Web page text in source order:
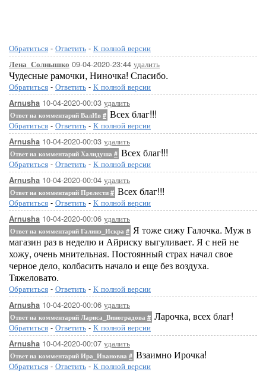
Обратиться - Ответить - К полной версии
Лена_Солнышко 09-04-2020-23:44 удалить
Чудесные рамочки, Ниночка! Спасибо.
Обратиться - Ответить - К полной версии
Arnusha 10-04-2020-00:03 удалить
Ответ на комментарий ВалИв # Всех благ!!!
Обратиться - Ответить - К полной версии
Arnusha 10-04-2020-00:03 удалить
Ответ на комментарий Халидуша # Всех благ!!!
Обратиться - Ответить - К полной версии
Arnusha 10-04-2020-00:04 удалить
Ответ на комментарий Прелести # Всех благ!!!
Обратиться - Ответить - К полной версии
Arnusha 10-04-2020-00:06 удалить
Ответ на комментарий Галинэ_Искра # Я тоже сижу Галочка. Муж в
магазин раз в неделю и Айриску выгуливает. Я с ней не
хожу, очень мнительная. Постоянный страх начал свое
черное дело, колбасить начало и еще без воздуха.
Тяжеловато.
Обратиться - Ответить - К полной версии
Arnusha 10-04-2020-00:06 удалить
Ответ на комментарий Лариса_Виноградова # Ларочка, всех благ!
Обратиться - Ответить - К полной версии
Arnusha 10-04-2020-00:07 удалить
Ответ на комментарий Ира_Ивановна # Взаимно Ирочка!
Обратиться - Ответить - К полной версии